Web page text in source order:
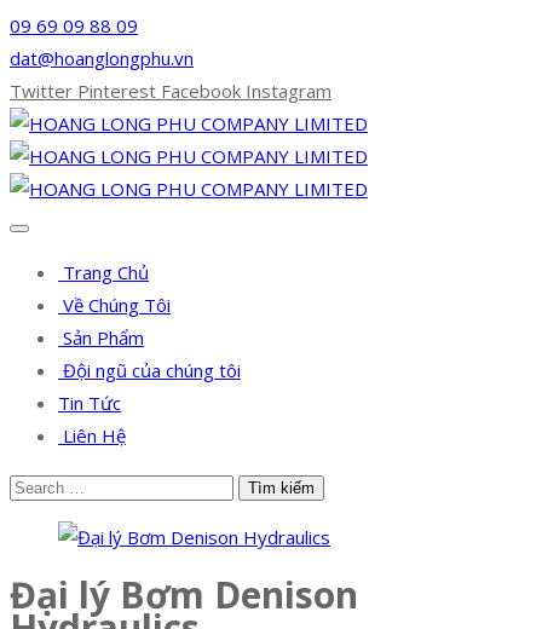
09 69 09 88 09
dat@hoanglongphu.vn
Twitter Pinterest Facebook Instagram
Trang Chủ
Về Chúng Tôi
Sản Phẩm
Đội ngũ của chúng tôi
Tin Tức
Liên Hệ
Đại lý Bơm Denison